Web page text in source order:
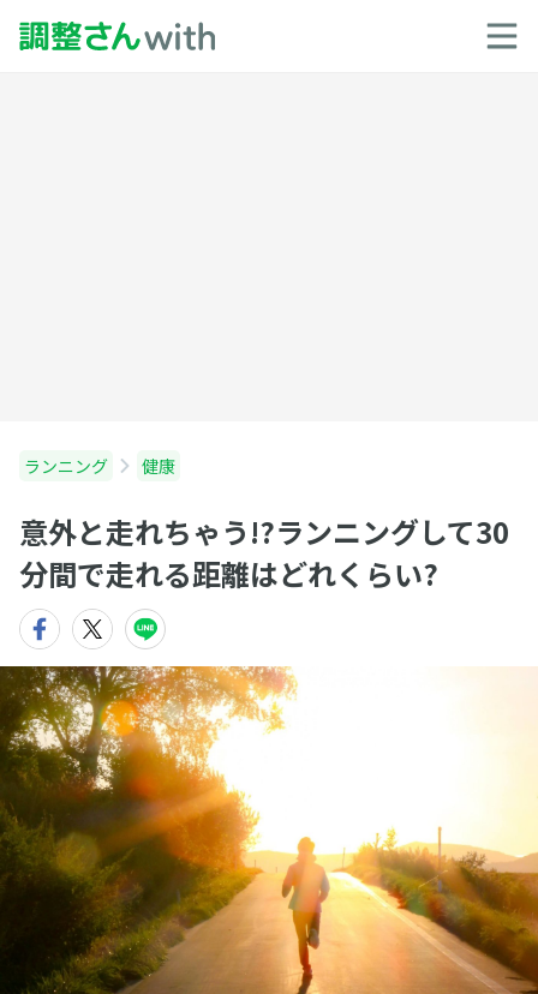
ランニング 健康
意外と走れちゃう!?ランニングして30
分間で走れる距離はどれくらい?